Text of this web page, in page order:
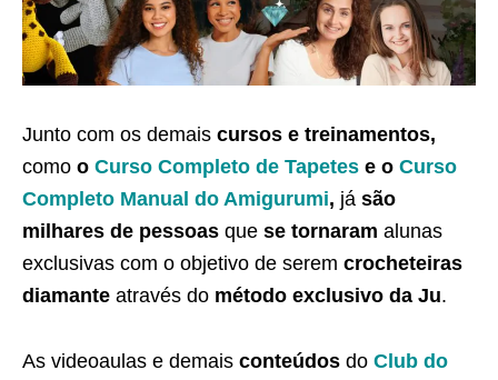
Junto com os demais cursos e treinamentos,
como o Curso Completo de Tapetes e o Curso
Completo Manual do Amigurumi, já são
milhares de pessoas que se tornaram alunas
exclusivas com o objetivo de serem crocheteiras
diamante através do método exclusivo da Ju.
As videoaulas e demais conteúdos do Club do